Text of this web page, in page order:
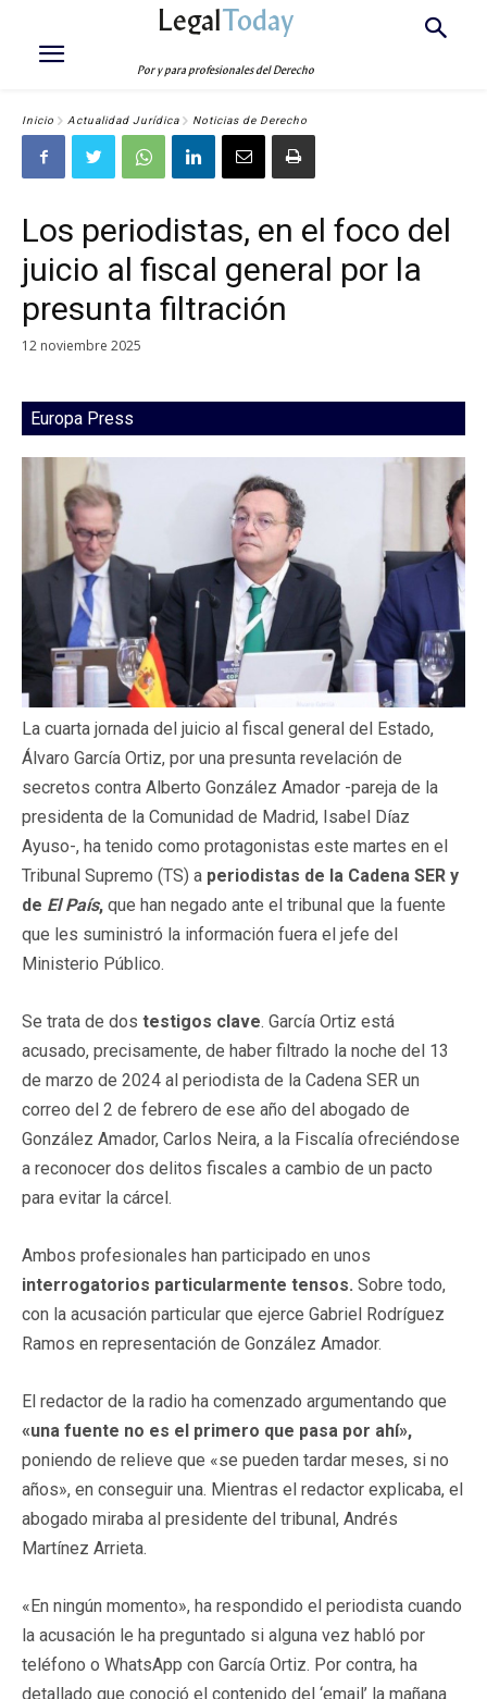
LegalToday
Por y para profesionales del Derecho
Inicio Actualidad Jurídica Noticias de Derecho
Los periodistas, en el foco del
juicio al fiscal general por la
presunta filtración
12 noviembre 2025
Europa Press
La cuarta jornada del juicio al fiscal general del Estado,
Álvaro García Ortiz, por una presunta revelación de
secretos contra Alberto González Amador -pareja de la
presidenta de la Comunidad de Madrid, Isabel Díaz
Ayuso-, ha tenido como protagonistas este martes en el
Tribunal Supremo (TS) a periodistas de la Cadena SER y
de El País, que han negado ante el tribunal que la fuente
que les suministró la información fuera el jefe del
Ministerio Público.
Se trata de dos testigos clave. García Ortiz está
acusado, precisamente, de haber filtrado la noche del 13
de marzo de 2024 al periodista de la Cadena SER un
correo del 2 de febrero de ese año del abogado de
González Amador, Carlos Neira, a la Fiscalía ofreciéndose
a reconocer dos delitos fiscales a cambio de un pacto
para evitar la cárcel.
Ambos profesionales han participado en unos
interrogatorios particularmente tensos. Sobre todo,
con la acusación particular que ejerce Gabriel Rodríguez
Ramos en representación de González Amador.
El redactor de la radio ha comenzado argumentando que
«una fuente no es el primero que pasa por ahí»,
poniendo de relieve que «se pueden tardar meses, si no
años», en conseguir una. Mientras el redactor explicaba, el
abogado miraba al presidente del tribunal, Andrés
Martínez Arrieta.
«En ningún momento», ha respondido el periodista cuando
la acusación le ha preguntado si alguna vez habló por
teléfono o WhatsApp con García Ortiz. Por contra, ha
detallado que conoció el contenido del ‘email’ la mañana